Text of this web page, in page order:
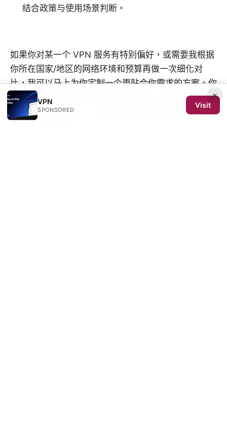
结合政策与使用场景判断。
如果你对某一个 VPN 服务有特别偏好，或需要我根据
你所在国家/地区的网络环境和预算再做一次细化对
比，我可以马上为你定制一个更贴合你需求的方案。你
也可以告诉我你日常使用的设备型号、主要用途（工
作、解锁、游戏等），我帮你把安装步骤和配置建议做
×
VPN
SPONSORED
Visit